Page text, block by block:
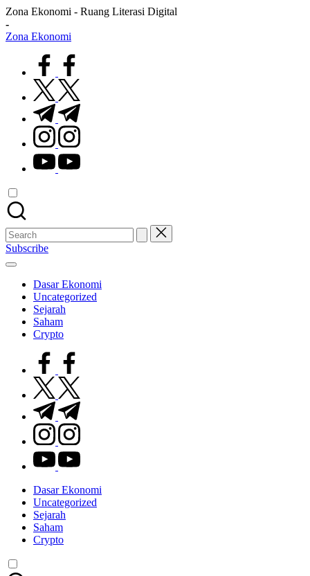
Skip
to
content
Zona Ekonomi - Ruang Literasi Digital
-
Zona Ekonomi
Ekonomi
facebook.com
twitter.com
t.me
instagram.com
youtube.com
Search
for:
Subscribe
Dasar Ekonomi
Uncategorized
Sejarah
Saham
Crypto
facebook.com
twitter.com
t.me
instagram.com
youtube.com
Dasar Ekonomi
Uncategorized
Sejarah
Saham
Crypto